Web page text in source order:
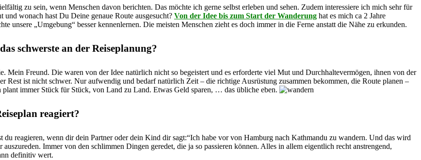
zu sein, wenn Menschen davon berichten. Das möchte ich gerne selbst erleben und sehen. Zudem interessiere ich mich sehr für
wonach hast Du Deine genaue Route ausgesucht? Von der Idee bis zum Start der Wanderung hat es mich ca 2 Jahre
unsere „Umgebung“ besser kennenlernen. Die meisten Menschen zieht es doch immer in die Ferne anstatt die Nähe zu erkunden.
schwerste an der Reiseplanung?
Mein Freund. Die waren von der Idee natürlich nicht so begeistert und es erforderte viel Mut und Durchhaltevermögen, ihnen von der
Rest ist nicht schwer. Nur aufwendig und bedarf natürlich Zeit – die richtige Ausrüstung zusammen bekommen, die Route planen –
immer Stück für Stück, von Land zu Land. Etwas Geld sparen, … das übliche eben.
reagiert?
reagieren, wenn dir dein Partner oder dein Kind dir sagt:“Ich habe vor von Hamburg nach Kathmandu zu wandern. Und das wird
Immer von den schlimmen Dingen geredet, die ja so passieren können. Alles in allem eigentlich recht anstrengend,
definitiv wert.